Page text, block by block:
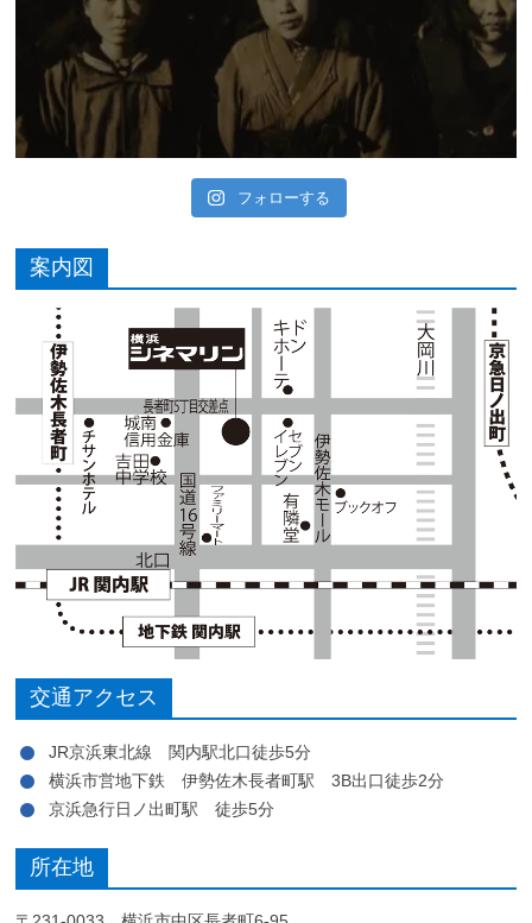
フォローする
案内図
交通アクセス
JR京浜東北線 関内駅北口徒歩5分
横浜市営地下鉄 伊勢佐木長者町駅 3B出口徒歩2分
京浜急行日ノ出町駅 徒歩5分
所在地